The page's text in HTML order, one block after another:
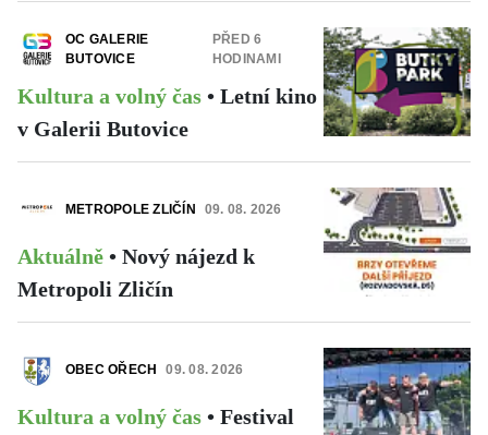
OC GALERIE
BUTOVICE
PŘED 6
HODINAMI
Kultura a volný čas • Letní kino
v Galerii Butovice
METROPOLE ZLIČÍN 09. 08. 2026
Aktuálně • Nový nájezd k
Metropoli Zličín
OBEC OŘECH 09. 08. 2026
Kultura a volný čas • Festival